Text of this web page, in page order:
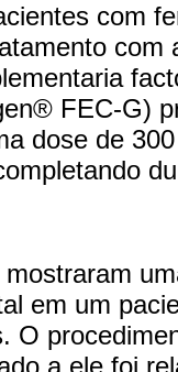
com
com
FEC-G)
dose de
em um
O
a ele foi